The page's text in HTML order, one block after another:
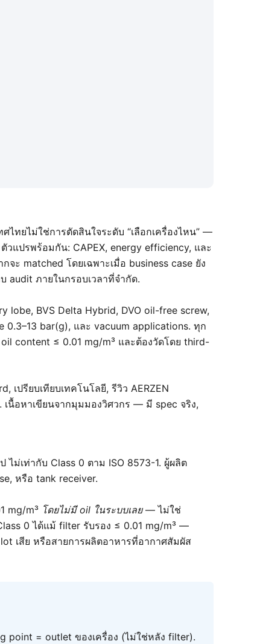
ไทยไม่ใช่การตัดสินใจระดับ “เลือกเครื่องไหน” —
วแปรพร้อมกัน: CAPEX, energy efficiency, และ
จะ matched โดยเฉพาะเมื่อ business case ยัง
audit ภายในกรอบเวลาที่จำกัด.
BVS Delta Hybrid, DVO oil-free screw,
0.3–13 bar(g), และ vacuum applications. ทุก
content ≤ 0.01 mg/m³ และต้องวัดโดย third-
เปรียบเทียบเทคโนโลยี, รีวิว AERZEN
นื้อหาเขียนจากมุมมองวิศวกร — มี spec จริง,
ไม่เท่ากับ Class 0 ตาม ISO 8573-1. ผู้ผลิต
หรือ tank receiver.
mg/m³ โดยไม่มี oil ในระบบเลย— ไม่ใช่
0 ได้แม้ filter รับรอง ≤ 0.01 mg/m³ —
เสีย หรือสายการผลิตอาหารที่อากาศสัมผัส
point = outlet ของเครื่อง (ไม่ใช่หลัง filter).